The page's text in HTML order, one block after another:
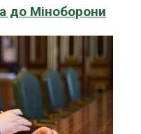
до Міноборони